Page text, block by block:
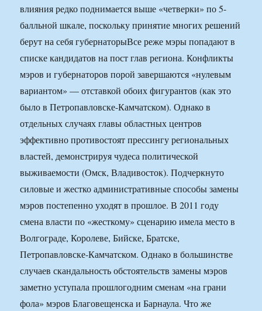
влияния редко поднимается выше «четверки» по 5-
балльной шкале, поскольку принятие многих решений
берут на себя губернаторыВсе реже мэры попадают в
списке кандидатов на пост глав региона. Конфликты
мэров и губернаторов порой завершаются «нулевым
вариантом» — отставкой обоих фигурантов (как это
было в Петропавловске-Камчатском). Однако в
отдельных случаях главы областных центров
эффективно противостоят прессингу региональных
властей, демонстрируя чудеса политической
выживаемости (Омск, Владивосток). Подчеркнуто
силовые и жестко административные способы замены
мэров постепенно уходят в прошлое. В 2011 году
смена власти по «жесткому» сценарию имела место в
Волгограде, Королеве, Бийске, Братске,
Петропавловске-Камчатском. Однако в большинстве
случаев скандальность обстоятельств замены мэров
заметно уступала прошлогодним сменам «на грани
фола» мэров Благовещенска и Барнаула. Что же